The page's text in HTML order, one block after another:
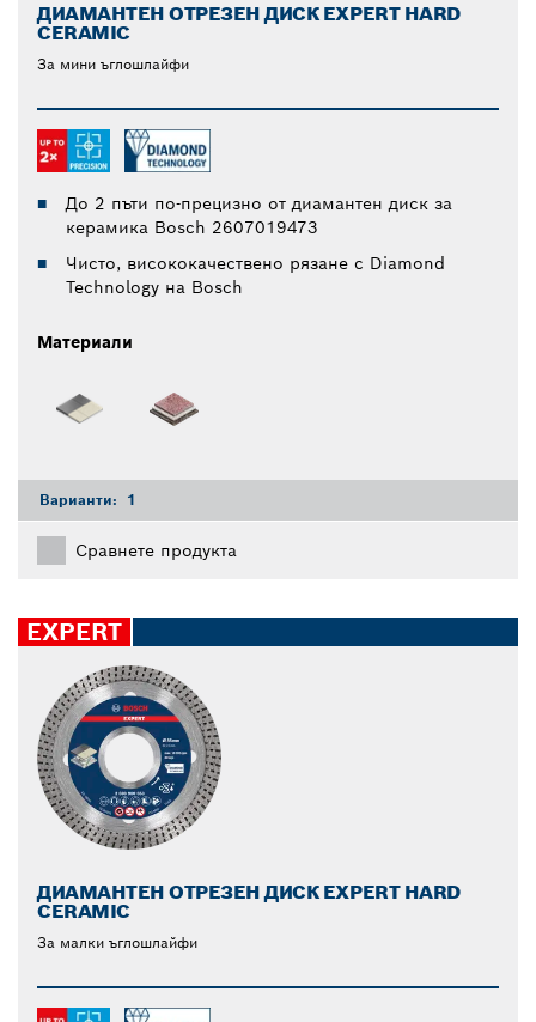
ДИАМАНТЕН ОТРЕЗЕН ДИСК EXPERT HARD
CERAMIC
За мини ъглошлайфи
До 2 пъти по-прецизно от диамантен диск за
керамика Bosch 2607019473
Чисто, висококачествено рязане с Diamond
Technology на Bosch
Материали
Варианти: 1
Сравнете продукта
EXPERT
ДИАМАНТЕН ОТРЕЗЕН ДИСК EXPERT HARD
CERAMIC
За малки ъглошлайфи